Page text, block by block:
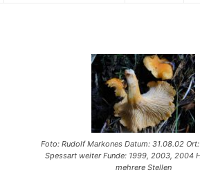
Foto: Rudolf Markones Datum: 31.08.02
Spessart weiter Funde: 1999, 2003, 2004
mehrere Stellen